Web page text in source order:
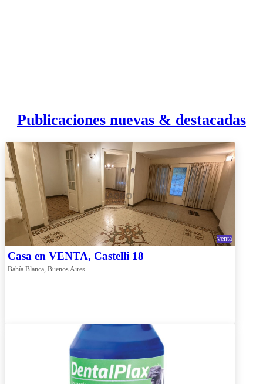
Publicaciones nuevas & destacadas
venta
Casa en VENTA, Castelli 18
Bahía Blanca, Buenos Aires